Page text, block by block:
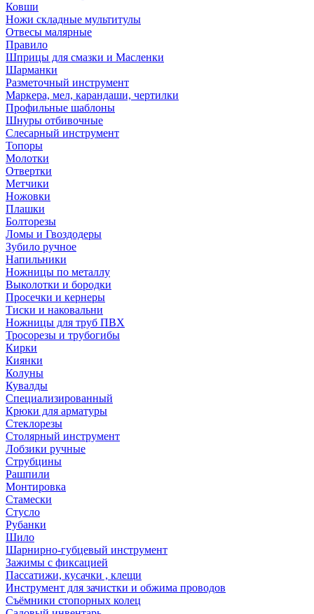
Ковши
Ножи складные мультитулы
Отвесы малярные
Правило
Шприцы для смазки и Масленки
Шарманки
Разметочный инструмент
Маркера, мел, карандаши, чертилки
Профильные шаблоны
Шнуры отбивочные
Слесарный инструмент
Топоры
Молотки
Отвертки
Метчики
Ножовки
Плашки
Болторезы
Ломы и Гвоздодеры
Зубило ручное
Напильники
Ножницы по металлу
Выколотки и бородки
Просечки и кернеры
Тиски и наковальни
Ножницы для труб ПВХ
Тросорезы и трубогибы
Кирки
Киянки
Колуны
Кувалды
Специализированный
Крюки для арматуры
Стеклорезы
Столярный инструмент
Лобзики ручные
Струбцины
Рашпили
Монтировка
Стамески
Стусло
Рубанки
Шило
Шарнирно-губцевый инструмент
Зажимы с фиксацией
Пассатижи, кусачки , клещи
Инструмент для зачистки и обжима проводов
Съёмники стопорных колец